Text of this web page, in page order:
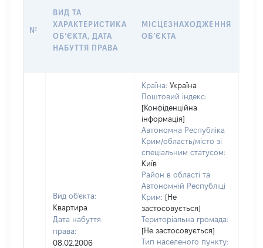
№
ВИД ТА
ХАРАКТЕРИСТИКА
ОБʼЄКТА, ДАТА
НАБУТТЯ ПРАВА
МІСЦЕЗНАХОДЖЕННЯ
ОБʼЄКТА
Вид об'єкта:
Квартира
Дата набуття
права:
08.02.2006
Країна: Україна
Поштовий індекс:
[Конфіденційна
інформація]
Автономна Республіка
Крим/область/місто зі
спеціальним статусом:
Київ
Район в області та
Автономній Республіці
Крим: [Не
застосовується]
Територіальна громада:
[Не застосовується]
Тип населеного пункту: